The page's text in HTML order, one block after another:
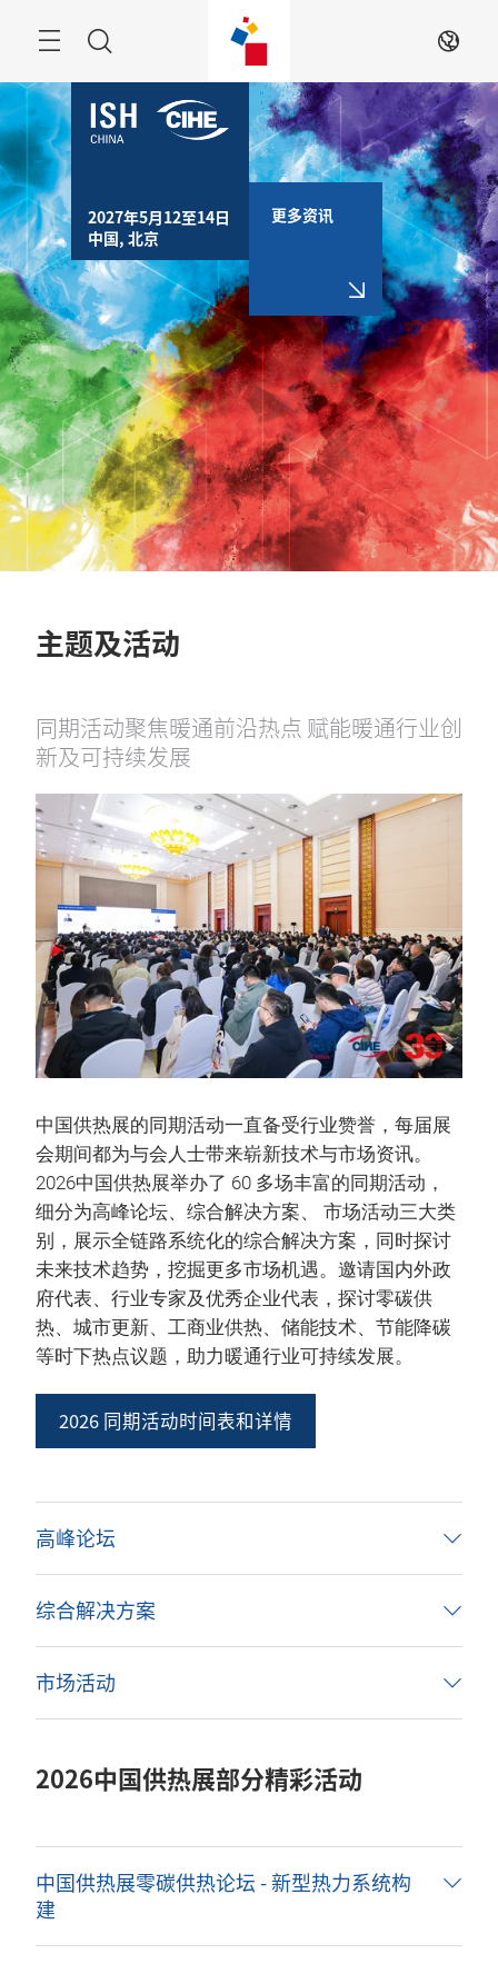
索
ZH
2027年5月12至14日
中国, 北京
更多资讯
主题及活动
同期活动聚焦暖通前沿热点 赋能暖通行业创
新及可持续发展
中国供热展的同期活动一直备受行业赞誉，每届展
会期间都为与会人士带来崭新技术与市场资讯。
2026中国供热展举办了 60 多场丰富的同期活动，
细分为高峰论坛、综合解决方案、 市场活动三大类
别，展示全链路系统化的综合解决方案，同时探讨
未来技术趋势，挖掘更多市场机遇。邀请国内外政
府代表、行业专家及优秀企业代表，探讨零碳供
热、城市更新、工商业供热、储能技术、节能降碳
等时下热点议题，助力暖通行业可持续发展。
2026 同期活动时间表和详情
高峰论坛
综合解决方案
市场活动
2026中国供热展部分精彩活动
中国供热展零碳供热论坛 - 新型热力系统构
建